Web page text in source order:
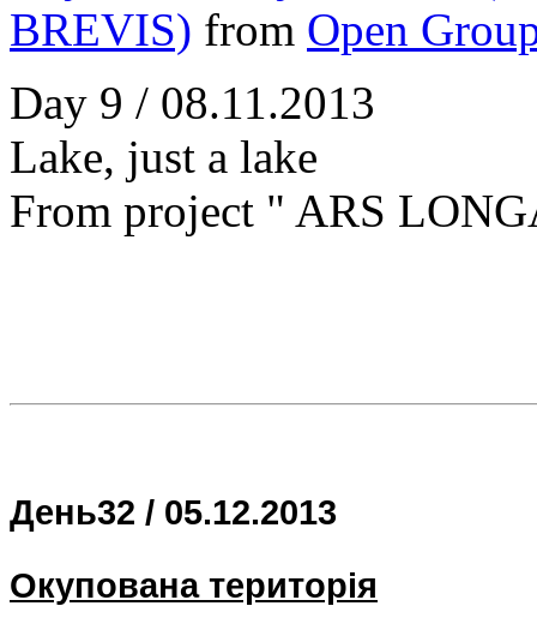
BREVIS) from Open
Day 9 / 08.11.2013
Lake, just a lake
From project " ARS
День32 / 05.12.2013
Окупована територія